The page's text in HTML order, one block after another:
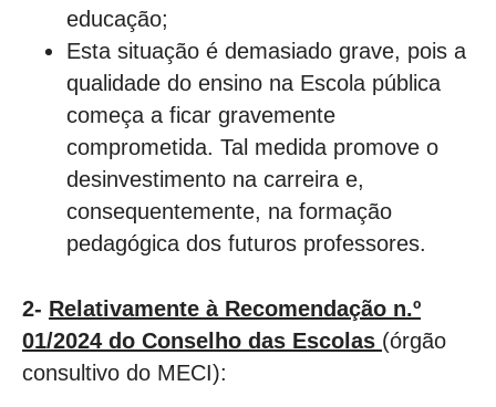
educação;
Esta situação é demasiado grave, pois a
qualidade do ensino na Escola pública
começa a ficar gravemente
comprometida. Tal medida promove o
desinvestimento na carreira e,
consequentemente, na formação
pedagógica dos futuros professores.
2- Relativamente à Recomendação n.º
01/2024 do Conselho das Escolas (órgão
consultivo do MECI):